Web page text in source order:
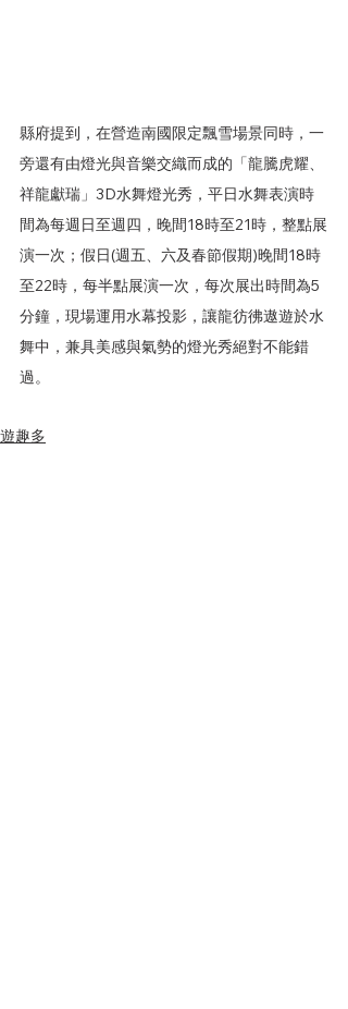
縣府提到，在營造南國限定飄雪場景同時，一
旁還有由燈光與音樂交織而成的「龍騰虎耀、
祥龍獻瑞」3D水舞燈光秀，平日水舞表演時
間為每週日至週四，晚間18時至21時，整點展
演一次；假日(週五、六及春節假期)晚間18時
至22時，每半點展演一次，每次展出時間為5
分鐘，現場運用水幕投影，讓龍彷彿遨遊於水
舞中，兼具美感與氣勢的燈光秀絕對不能錯
過。
遊趣多